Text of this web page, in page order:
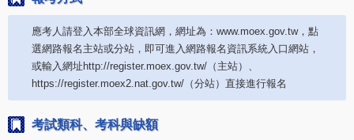
應考人請登入本部全球資訊網，網址為：www.moex.gov.tw，點
選網路報名主站或分站，即可進入網路報名資訊系統入口網站，
或輸入網址http://register.moex.gov.tw/（主站）、
https://register.moex2.nat.gov.tw/（分站）直接進行報名
考試類科、考科與缺額